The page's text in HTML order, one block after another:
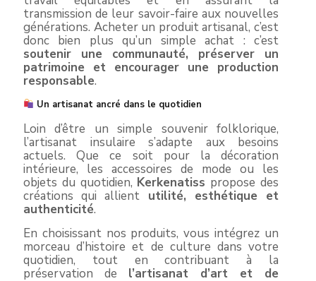
transmission de leur savoir-faire aux nouvelles
générations. Acheter un produit artisanal, c’est
donc bien plus qu’un simple achat : c’est
soutenir une communauté, préserver un
patrimoine et encourager une production
responsable.
Un artisanat ancré dans le quotidien
Loin d’être un simple souvenir folklorique,
l’artisanat insulaire s’adapte aux besoins
actuels. Que ce soit pour la décoration
intérieure, les accessoires de mode ou les
objets du quotidien, Kerkenatiss propose des
créations qui allient utilité, esthétique et
authenticité.
En choisissant nos produits, vous intégrez un
morceau d’histoire et de culture dans votre
quotidien, tout en contribuant à la
préservation de l’artisanat d’art et de